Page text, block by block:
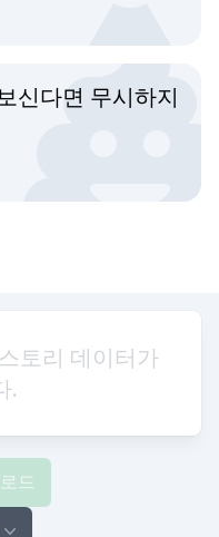
신다면 무시하지
토리 데이터가
.
드